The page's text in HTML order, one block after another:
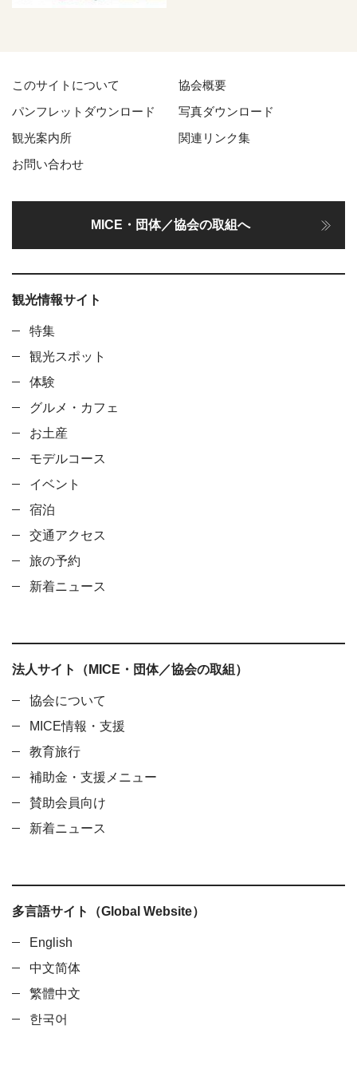
このサイトについて
協会概要
パンフレットダウンロード
写真ダウンロード
観光案内所
関連リンク集
お問い合わせ
MICE・団体／協会の取組へ
観光情報サイト
特集
観光スポット
体験
グルメ・カフェ
お土産
モデルコース
イベント
宿泊
交通アクセス
旅の予約
新着ニュース
法人サイト（MICE・団体／協会の取組）
協会について
MICE情報・支援
教育旅行
補助金・支援メニュー
賛助会員向け
新着ニュース
多言語サイト（Global Website）
English
中文简体
繁體中文
한국어